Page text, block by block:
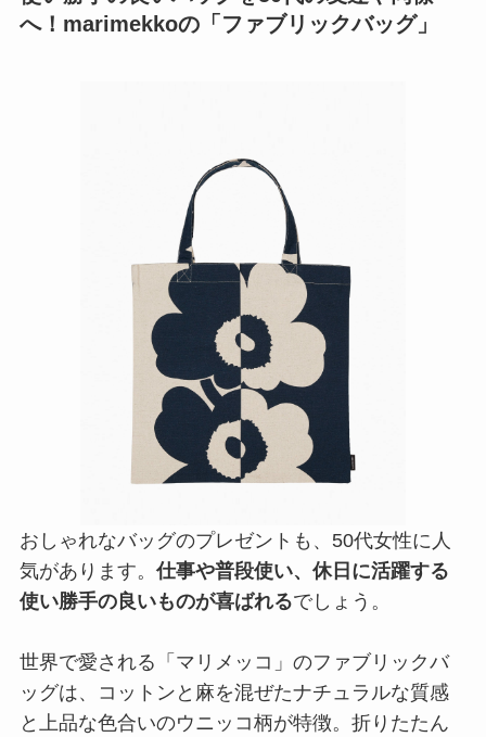
へ！marimekkoの「ファブリックバッグ」
おしゃれなバッグのプレゼントも、50代女性に人
気があります。 仕事や普段使い、休日に活躍する
使い勝手の良いものが喜ばれるでしょう。
世界で愛される「マリメッコ」のファブリックバ
ッグは、コットンと麻を混ぜたナチュラルな質感
と上品な色合いのウニッコ柄が特徴。折りたたん